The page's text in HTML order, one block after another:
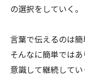
の選択をしていく。
言葉で伝えるのは
そんなに簡単ではあ
意識して継続して